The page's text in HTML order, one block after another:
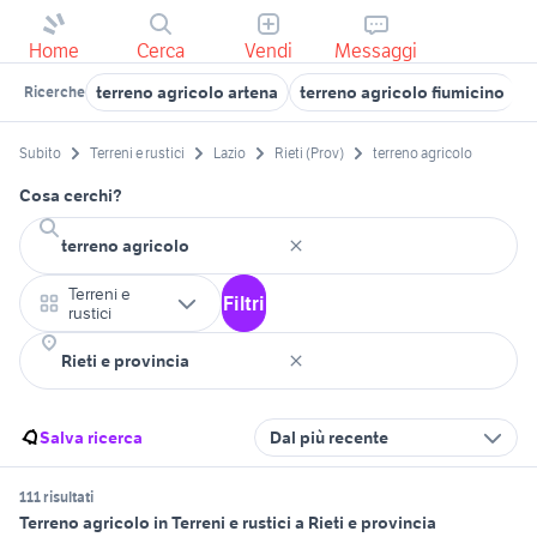
Home Cerca Vendi Messaggi
Ricerche terreno agricolo artena terreno agricolo fiumicino
Subito Terreni e rustici Lazio Rieti (Prov) terreno agricolo
Cosa cerchi?
Terreni e
rustici
Filtri
Salva ricerca Dal più recente
111 risultati
Terreno agricolo in Terreni e rustici a Rieti e provincia